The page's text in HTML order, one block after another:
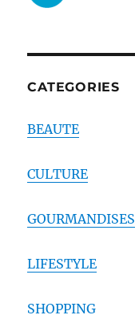
CATEGORIES
BEAUTE
CULTURE
GOURMANDISES
LIFESTYLE
SHOPPING